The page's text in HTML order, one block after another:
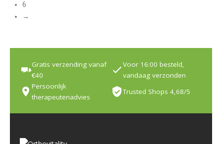
6
→
Gratis verzending vanaf
€40
Voor 16:00 besteld,
vandaag verzonden
Persoonlijk
therapeutenadvies
Trusted Shops 4,68/5